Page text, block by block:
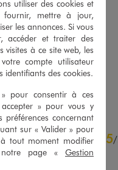
manches courtes à broderie homme
12,99 €
Existe en taille +
AJOUTERAU PANIER
5/
Avis vérifié et récompensé
utiliser des cookies et
fournir, mettre à jour,
les annonces. Si vous
accéder et traiter des
visites à ce site web, les
compte utilisateur
identifiants des cookies.
pour consentir à ces
» pour vous y
préférences concernant
sur « Valider » pour
tout moment modifier
notre page « Gestion